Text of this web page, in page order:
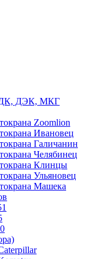
ДЭК, МКГ
Zoomlion
Ивановец
Галичанин
Челябинец
Клинцы
Ульяновец
Машека